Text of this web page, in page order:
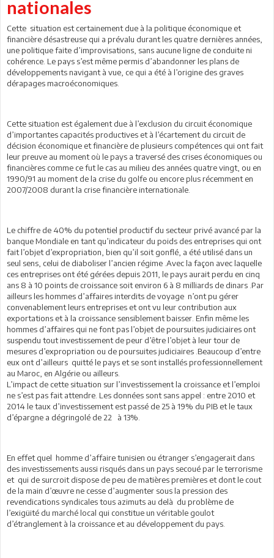
nationales
Cette situation est certainement due à la politique économique et
financière désastreuse qui a prévalu durant les quatre dernières années,
une politique faite d’improvisations, sans aucune ligne de conduite ni
cohérence. Le pays s’est même permis d’abandonner les plans de
développements navigant à vue, ce qui a été à l’origine des graves
dérapages macroéconomiques.
Cette situation est également due à l’exclusion du circuit économique
d’importantes capacités productives et à l’écartement du circuit de
décision économique et financière de plusieurs compétences qui ont fait
leur preuve au moment où le pays a traversé des crises économiques ou
financières comme ce fut le cas au milieu des années quatre vingt, ou en
1990/91 au moment de la crise du golfe ou encore plus récemment en
2007/2008 durant la crise financière internationale.
Le chiffre de 40% du potentiel productif du secteur privé avancé par la
banque Mondiale en tant qu’indicateur du poids des entreprises qui ont
fait l’objet d’expropriation, bien qu’il soit gonflé, a été utilisé dans un
seul sens, celui de diaboliser l’ancien régime .Avec la façon avec laquelle
ces entreprises ont été gérées depuis 2011, le pays aurait perdu en cinq
ans 8 à 10 points de croissance soit environ 6 à 8 milliards de dinars .Par
ailleurs les hommes d’affaires interdits de voyage n’ont pu gérer
convenablement leurs entreprises et ont vu leur contribution aux
exportations et à la croissance sensiblement baisser. Enfin même les
hommes d’affaires qui ne font pas l’objet de poursuites judiciaires ont
suspendu tout investissement de peur d’être l’objet à leur tour de
mesures d’expropriation ou de poursuites judiciaires .Beaucoup d’entre
eux ont d’ailleurs quitté le pays et se sont installés professionnellement
au Maroc, en Algérie ou ailleurs.
L’impact de cette situation sur l’investissement la croissance et l’emploi
ne s’est pas fait attendre. Les données sont sans appel : entre 2010 et
2014 le taux d’investissement est passé de 25 à 19% du PIB et le taux
d’épargne a dégringolé de 22 à 13%.
En effet quel homme d’affaire tunisien ou étranger s’engagerait dans
des investissements aussi risqués dans un pays secoué par le terrorisme
et qui de surcroit dispose de peu de matières premières et dont le cout
de la main d’œuvre ne cesse d’augmenter sous la pression des
revendications syndicales tous azimuts au delà du problème de
l’exigüité du marché local qui constitue un véritable goulot
d’étranglement à la croissance et au développement du pays.